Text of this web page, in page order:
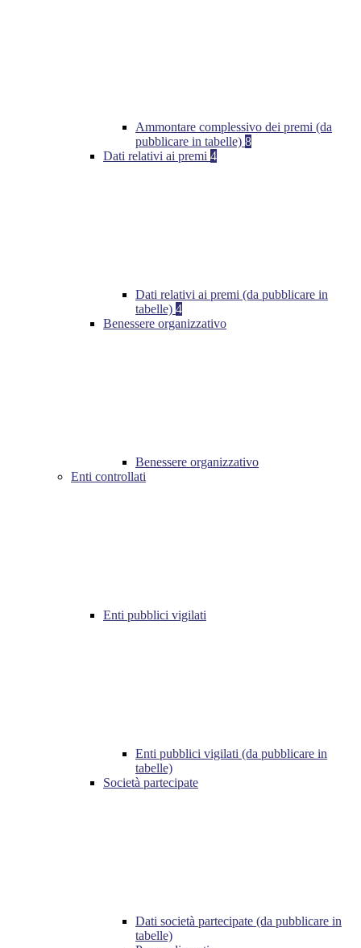
Ammontare complessivo dei premi (da
pubblicare in tabelle) 8
Dati relativi ai premi 4
Dati relativi ai premi (da pubblicare in
tabelle) 4
Benessere organizzativo
Benessere organizzativo
Enti controllati
Enti pubblici vigilati
Enti pubblici vigilati (da pubblicare in
tabelle)
Società partecipate
Dati società partecipate (da pubblicare in
tabelle)